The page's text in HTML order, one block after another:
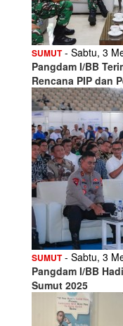
SUMUT- Sabtu, 3
Pangdam I/BB
Rencana PIP dan
SUMUT- Sabtu, 3
Pangdam I/BB
Sumut 2025